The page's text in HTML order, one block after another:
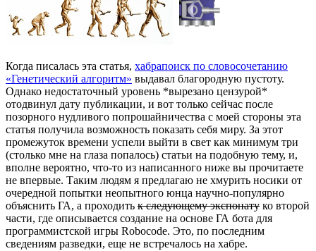
Когда писалась эта статья, хабрапоиск по словосочетанию
«Генетический алгоритм» выдавал благородную пустоту.
Однако недостаточный уровень *вырезано цензурой*
отодвинул дату публикации, и вот только сейчас после
позорного нудливого попрошайничества с моей стороны эта
статья получила возможность показать себя миру. За этот
промежуток времени успели выйти в свет как минимум три
(столько мне на глаза попалось) статьи на подобную тему, и,
вполне вероятно, что-то из написанного ниже вы прочитаете
не впервые. Таким людям я предлагаю не хмурить носики от
очередной попытки неопытного юнца научно-популярно
объяснить ГА, а проходить к следующему экспонату ко второй
части, где описывается создание на основе ГА бота для
программистской игры Robocode. Это, по последним
сведениям разведки, еще не встречалось на хабре.